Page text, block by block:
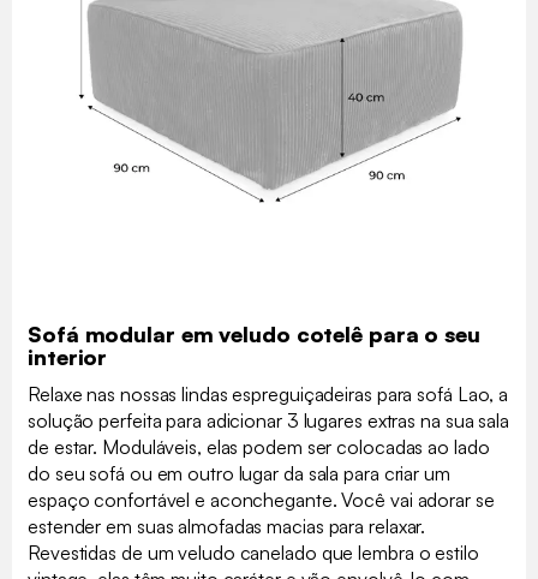
Sofá modular em veludo cotelê para o seu
interior
Relaxe nas nossas lindas espreguiçadeiras para sofá Lao, a
solução perfeita para adicionar 3 lugares extras na sua sala
de estar. Moduláveis, elas podem ser colocadas ao lado
do seu sofá ou em outro lugar da sala para criar um
espaço confortável e aconchegante. Você vai adorar se
estender em suas almofadas macias para relaxar.
Revestidas de um veludo canelado que lembra o estilo